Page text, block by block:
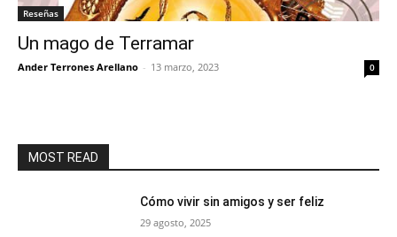
Reseñas
Un mago de Terramar
Ander Terrones Arellano - 13 marzo, 2023 0
MOST READ
Cómo vivir sin amigos y ser feliz
29 agosto, 2025